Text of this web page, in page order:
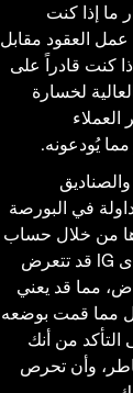
ما إذا كنت
عمل العقود مقابل
كنت قادراً على
لخسارة
يُودعونه.
في البورصة
من خلال حساب
تداوُل الأسهم لدى IG قد تتعرض
مما قد يعني
مما قمت بوضعه
التأكد من أنك
وأن تحرص